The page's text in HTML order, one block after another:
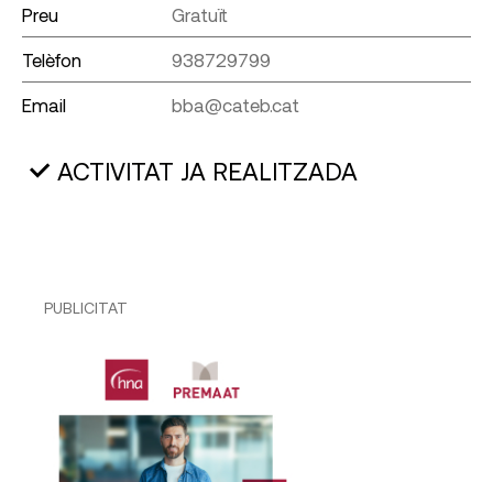
Preu Gratuït
Telèfon 938729799
Email bba@cateb.cat
ACTIVITAT JA REALITZADA
PUBLICITAT